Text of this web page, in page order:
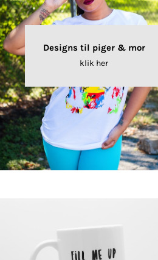
Designs til piger & mor
klik her